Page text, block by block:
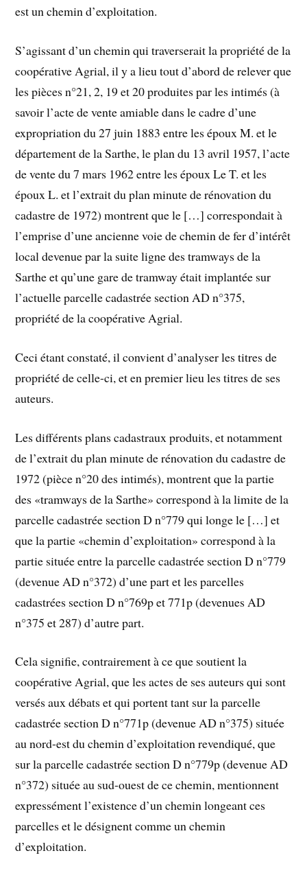
est un chemin d’exploitation.
S’agissant d’un chemin qui traverserait la propriété de la
coopérative Agrial, il y a lieu tout d’abord de relever que
les pièces n°21, 2, 19 et 20 produites par les intimés (à
savoir l’acte de vente amiable dans le cadre d’une
expropriation du 27 juin 1883 entre les époux M. et le
département de la Sarthe, le plan du 13 avril 1957, l’acte
de vente du 7 mars 1962 entre les époux Le T. et les
époux L. et l’extrait du plan minute de rénovation du
cadastre de 1972) montrent que le […] correspondait à
l’emprise d’une ancienne voie de chemin de fer d’intérêt
local devenue par la suite ligne des tramways de la
Sarthe et qu’une gare de tramway était implantée sur
l’actuelle parcelle cadastrée section AD n°375,
propriété de la coopérative Agrial.
Ceci étant constaté, il convient d’analyser les titres de
propriété de celle-ci, et en premier lieu les titres de ses
auteurs.
Les différents plans cadastraux produits, et notamment
de l’extrait du plan minute de rénovation du cadastre de
1972 (pièce n°20 des intimés), montrent que la partie
des «tramways de la Sarthe» correspond à la limite de la
parcelle cadastrée section D n°779 qui longe le […] et
que la partie «chemin d’exploitation» correspond à la
partie située entre la parcelle cadastrée section D n°779
(devenue AD n°372) d’une part et les parcelles
cadastrées section D n°769p et 771p (devenues AD
n°375 et 287) d’autre part.
Cela signifie, contrairement à ce que soutient la
coopérative Agrial, que les actes de ses auteurs qui sont
versés aux débats et qui portent tant sur la parcelle
cadastrée section D n°771p (devenue AD n°375) située
au nord-est du chemin d’exploitation revendiqué, que
sur la parcelle cadastrée section D n°779p (devenue AD
n°372) située au sud-ouest de ce chemin, mentionnent
expressément l’existence d’un chemin longeant ces
parcelles et le désignent comme un chemin
d’exploitation.